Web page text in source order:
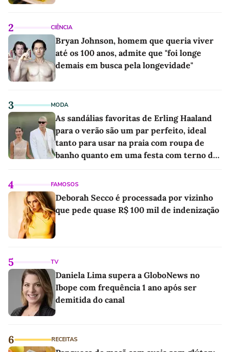
2 CIÊNCIA
Bryan Johnson, homem que queria viver
até os 100 anos, admite que "foi longe
demais em busca pela longevidade"
3 MODA
As sandálias favoritas de Erling Haaland
para o verão são um par perfeito, ideal
tanto para usar na praia com roupa de
banho quanto em uma festa com terno de
4 FAMOSOS
Deborah Secco é processada por vizinho
que pede quase R$ 100 mil de indenização
5 TV
Daniela Lima supera a GloboNews no
Ibope com frequência 1 ano após ser
demitida do canal
6 RECEITAS